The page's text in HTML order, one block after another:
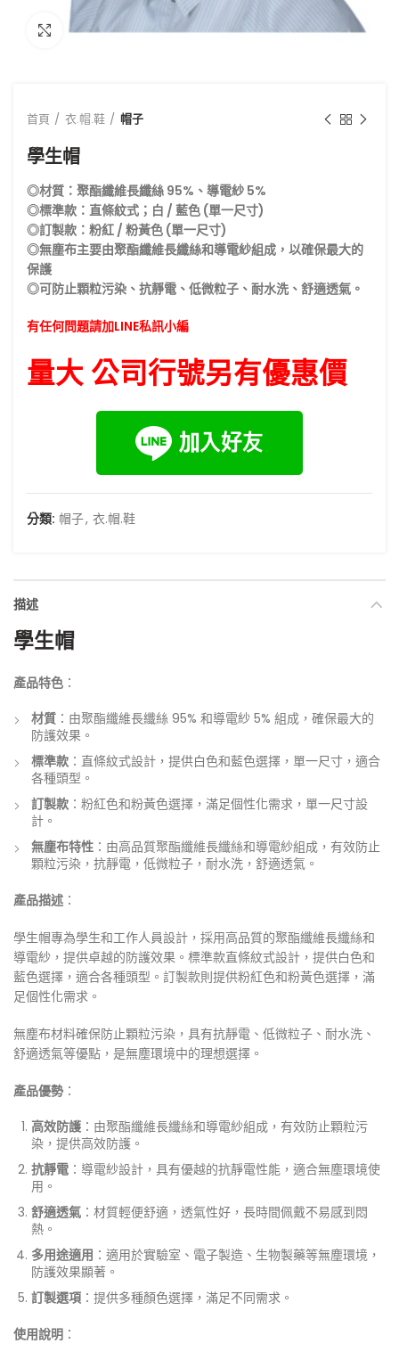
點擊放大
首頁 衣.帽.鞋 帽子
學生帽
◎材質：聚酯纖維長纖絲 95%、導電紗 5%
◎標準款：直條紋式；白 / 藍色 (單一尺寸)
◎訂製款：粉紅 / 粉黃色 (單一尺寸)
◎無塵布主要由聚酯纖維長纖絲和導電紗組成，以確保最大的
保護
◎可防止顆粒污染、抗靜電、低微粒子、耐水洗、舒適透氣。
有任何問題請加LINE私訊小編
量大 公司行號另有優惠價
分類: 帽子, 衣.帽.鞋
描述
學生帽
產品特色 ：
材質 ：由聚酯纖維長纖絲 95% 和導電紗 5% 組成，確保最大的
防護效果。
標準款 ：直條紋式設計，提供白色和藍色選擇，單一尺寸，適合
各種頭型。
訂製款 ：粉紅色和粉黃色選擇，滿足個性化需求，單一尺寸設
計。
無塵布特性 ：由高品質聚酯纖維長纖絲和導電紗組成，有效防止
顆粒污染，抗靜電，低微粒子，耐水洗，舒適透氣。
產品描述 ：
學生帽專為學生和工作人員設計，採用高品質的聚酯纖維長纖絲和
導電紗，提供卓越的防護效果。標準款直條紋式設計，提供白色和
藍色選擇，適合各種頭型。訂製款則提供粉紅色和粉黃色選擇，滿
足個性化需求。
無塵布材料確保防止顆粒污染，具有抗靜電、低微粒子、耐水洗、
舒適透氣等優點，是無塵環境中的理想選擇。
產品優勢 ：
高效防護 ：由聚酯纖維長纖絲和導電紗組成，有效防止顆粒污
染，提供高效防護。
抗靜電 ：導電紗設計，具有優越的抗靜電性能，適合無塵環境使
用。
舒適透氣 ：材質輕便舒適，透氣性好，長時間佩戴不易感到悶
熱。
多用途適用 ：適用於實驗室、電子製造、生物製藥等無塵環境，
防護效果顯著。
訂製選項 ：提供多種顏色選擇，滿足不同需求。
使用說明 ：